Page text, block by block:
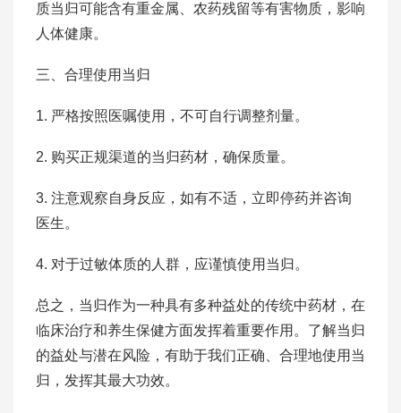
质当归可能含有重金属、农药残留等有害物质，影响
人体健康。
三、合理使用当归
1. 严格按照医嘱使用，不可自行调整剂量。
2. 购买正规渠道的当归药材，确保质量。
3. 注意观察自身反应，如有不适，立即停药并咨询
医生。
4. 对于过敏体质的人群，应谨慎使用当归。
总之，当归作为一种具有多种益处的传统中药材，在
临床治疗和养生保健方面发挥着重要作用。了解当归
的益处与潜在风险，有助于我们正确、合理地使用当
归，发挥其最大功效。